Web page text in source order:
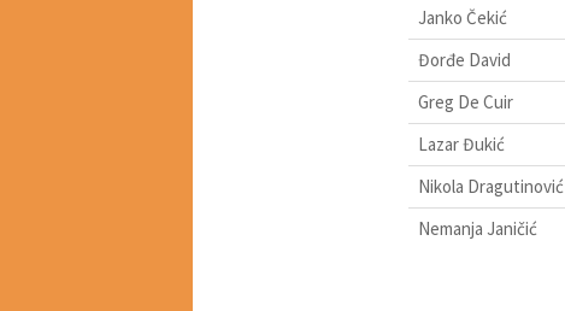
Janko Čekić
Đorđe David
Greg De Cuir
Lazar Đukić
Nikola Dragutinović
Nemanja Janičić